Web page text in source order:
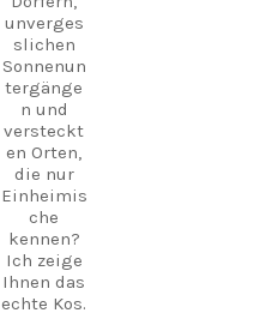
unverges
slichen
Sonnenun
tergänge
n und
versteckt
en Orten,
die nur
Einheimis
che
kennen?
Ich zeige
Ihnen das
echte Kos.